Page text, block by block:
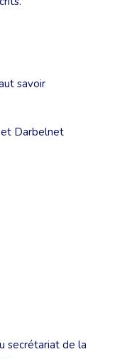
savoir
et Darbelnet
secrétariat de la